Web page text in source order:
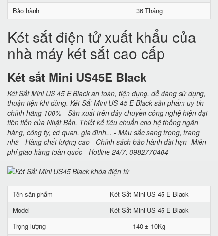
Bảo hành
36 Tháng
Két sắt điện tử xuất khẩu của
nhà máy két sắt cao cấp
Két sắt Mini US45E Black
Két Sắt Mini US 45 E Black an toàn, tiện dụng, dễ dàng sử dụng,
thuận tiện khi dùng. Két Sắt Mini US 45 E Black sản phẩm uy tín
chính hãng 100% - Sản xuất trên dây chuyền công nghệ hiện đại
tiên tiến của Nhật Bản. Thiết kế tiêu chuẩn cho hệ thống ngân
hàng, công ty, cơ quan, gia đình... - Màu sắc sang trọng, trang
nhã - Hàng chất lượng cao - Chính sách bảo hành dài hạn- Miễn
phí giao hàng toàn quốc - Hotline 24/7: 0982770404
Tên sản phẩm
Két Sắt Mini US 45 E Black
Model
Két Sắt Mini US 45 E Black
Trọng lượng
140 ± 10Kg